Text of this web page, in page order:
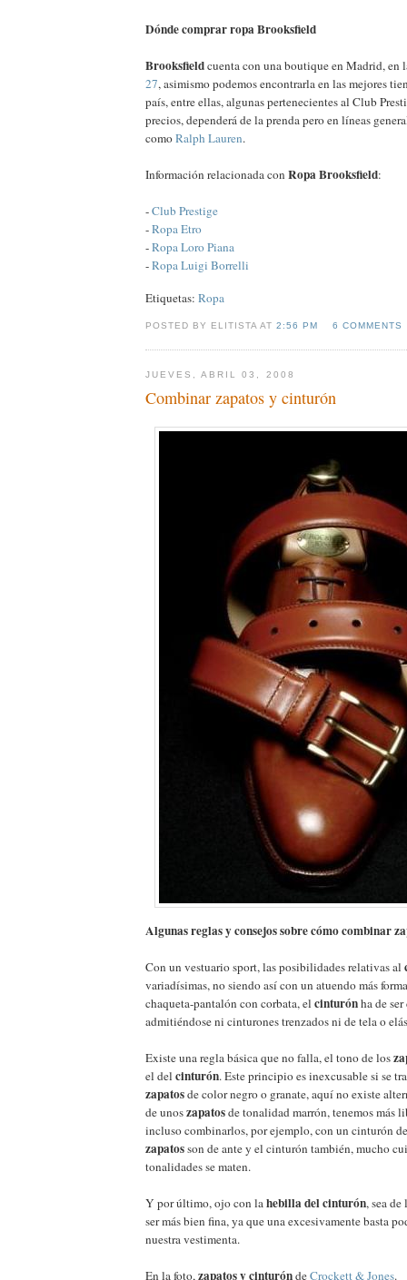
Dónde comprar ropa Brooksfield
Brooksfieldcuenta con una boutique en Madrid, en
27, asimismo podemos encontrarla en las mejores
país, entre ellas, algunas pertenecientes al Club
precios, dependerá de la prenda pero en líneas
comoRalph Lauren.
Información relacionada con Ropa Brooksfield:
-Club Prestige
-Ropa Etro
-Ropa Loro Piana
-Ropa Luigi Borrelli
Etiquetas: Ropa
POSTED BY ELITISTA AT2:56 PM 6 COMMENTS
JUEVES, ABRIL 03, 2008
Combinar zapatos y cinturón
Algunas reglas y consejos sobre cómo combinar
Con un vestuario sport, las posibilidades relativas al
variadísimas, no siendo así con un atuendo más
chaqueta-pantalón con corbata, el cinturónha de
admitiéndose ni cinturones trenzados ni de tela o
Existe una regla básica que no falla, el tono de los
el del cinturón. Este principio es inexcusable si se
zapatosde color negro o granate, aquí no existe
de unoszapatosde tonalidad marrón, tenemos más
incluso combinarlos, por ejemplo, con un cinturón
zapatosson de ante y el cinturón también, mucho
tonalidades se maten.
Y por último, ojo con lahebilla del cinturón, sea
ser más bien fina, ya que una excesivamente basta
nuestra vestimenta.
En la foto,zapatos y cinturóndeCrockett & Jones.